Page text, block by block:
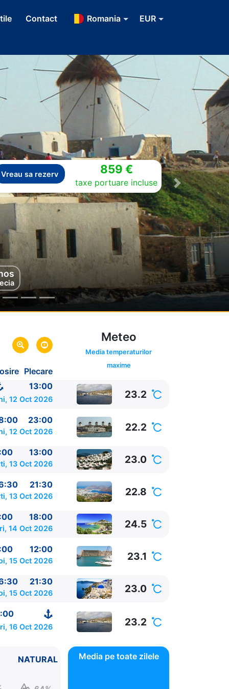
Contact Romania EUR
Vreau sa rezerv 859 €
taxe portuare incluse
Next
Plecare
Meteo
Media temperaturilor
maxime
13:00
12 Oct 2026 23.2
23:00
12 Oct 2026 22.2
13:00
13 Oct 2026 23.0
21:30
13 Oct 2026 22.8
18:00
14 Oct 2026 24.5
12:00
15 Oct 2026 23.1
21:30
15 Oct 2026 23.0
16 Oct 2026 23.2
NATURAL Media pe toate zilele